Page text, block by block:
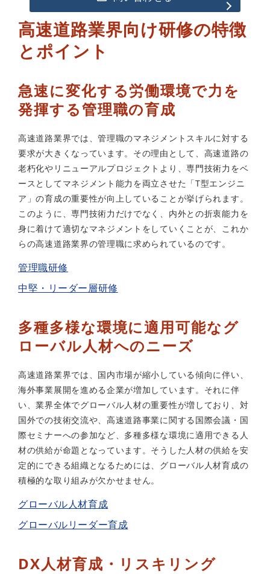
高速道路業界向け研修の特徴
とポイント
急速に変化する労働環境で力を
発揮する管理職の育成
高速道路業界では、管理職のマネジメントスキルに対する
要求が大きくなっています。その理由として、高速道路の
老朽化やリニューアルプロジェクトより、専門技術力をベ
ースとしてマネジメント能力を両立させた「T型エンジニ
ア」の育成の重要性が向上していることが挙げられます。
このように、専門技術力だけでなく、内外との折衷能力を
身に着けて適切なマネジメントをしていくことが、これか
らの高速道路業界の管理職に求められているのです。
管理職研修
中堅・リーダー層研修
多種多様な環境に適用可能なグ
ローバル人材へのニーズ
高速道路業界では、国内市場が縮小している傾向に伴い、
海外事業展開を進める企業が増加しています。それに伴
い、業界全体でグローバル人材の重要性が増しており、対
国外での技術交流や、高速道路事業に関する国際会議・国
際セミナーへの参加など、多種多様な環境に適用できる人
材の供給が命題となっています。そうした人材の供給を安
定的にできる組織となるためには、グローバル人材育成の
積極的な取り組みが欠かせません。
グローバル人材育成
グローバルリーダー育成
DX人材育成・リスキリング